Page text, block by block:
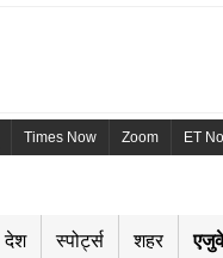
Times Now Zoom ET
देश स्पोर्ट्स शहर